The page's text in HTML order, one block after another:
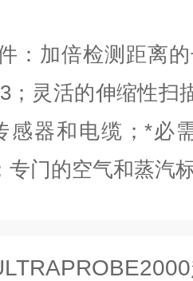
：加倍检测距离
；灵活的伸缩性扫
感器和电缆；*必
专门的空气和蒸汽
超声波泄漏检